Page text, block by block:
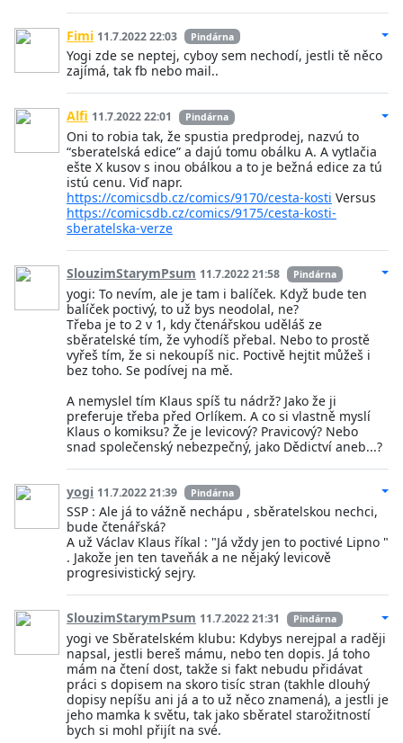
Fimi 11.7.2022 22:03 Pindárna
Yogi zde se neptej, cyboy sem nechodí, jestli tě něco
zajímá, tak fb nebo mail..
Alfi 11.7.2022 22:01 Pindárna
Oni to robia tak, že spustia predprodej, nazvú to
“sberatelská edice” a dajú tomu obálku A. A vytlačia
ešte X kusov s inou obálkou a to je bežná edice za tú
istú cenu. Viď napr.
https://comicsdb.cz/comics/9170/cesta-kosti Versus
https://comicsdb.cz/comics/9175/cesta-kosti-
sberatelska-verze
SlouzimStarymPsum 11.7.2022 21:58 Pindárna
yogi: To nevím, ale je tam i balíček. Když bude ten
balíček poctivý, to už bys neodolal, ne?
Třeba je to 2 v 1, kdy čtenářskou uděláš ze
sběratelské tím, že vyhodíš přebal. Nebo to prostě
vyřeš tím, že si nekoupíš nic. Poctivě hejtit můžeš i
bez toho. Se podívej na mě.
A nemyslel tím Klaus spíš tu nádrž? Jako že ji
preferuje třeba před Orlíkem. A co si vlastně myslí
Klaus o komiksu? Že je levicový? Pravicový? Nebo
snad společenský nebezpečný, jako Dědictví aneb...?
yogi 11.7.2022 21:39 Pindárna
SSP : Ale já to vážně nechápu , sběratelskou nechci,
bude čtenářská?
A už Václav Klaus říkal : "Já vždy jen to poctivé Lipno "
. Jakože jen ten taveňák a ne nějaký levicově
progresivistický sejry.
SlouzimStarymPsum 11.7.2022 21:31 Pindárna
yogi ve Sběratelském klubu: Kdybys nerejpal a raději
napsal, jestli bereš mámu, nebo ten dopis. Já toho
mám na čtení dost, takže si fakt nebudu přidávat
práci s dopisem na skoro tisíc stran (takhle dlouhý
dopisy nepíšu ani já a to už něco znamená), a jestli je
jeho mamka k světu, tak jako sběratel starožitností
bych si mohl přijít na své.